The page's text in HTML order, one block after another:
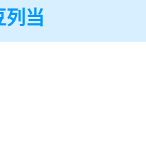
列当